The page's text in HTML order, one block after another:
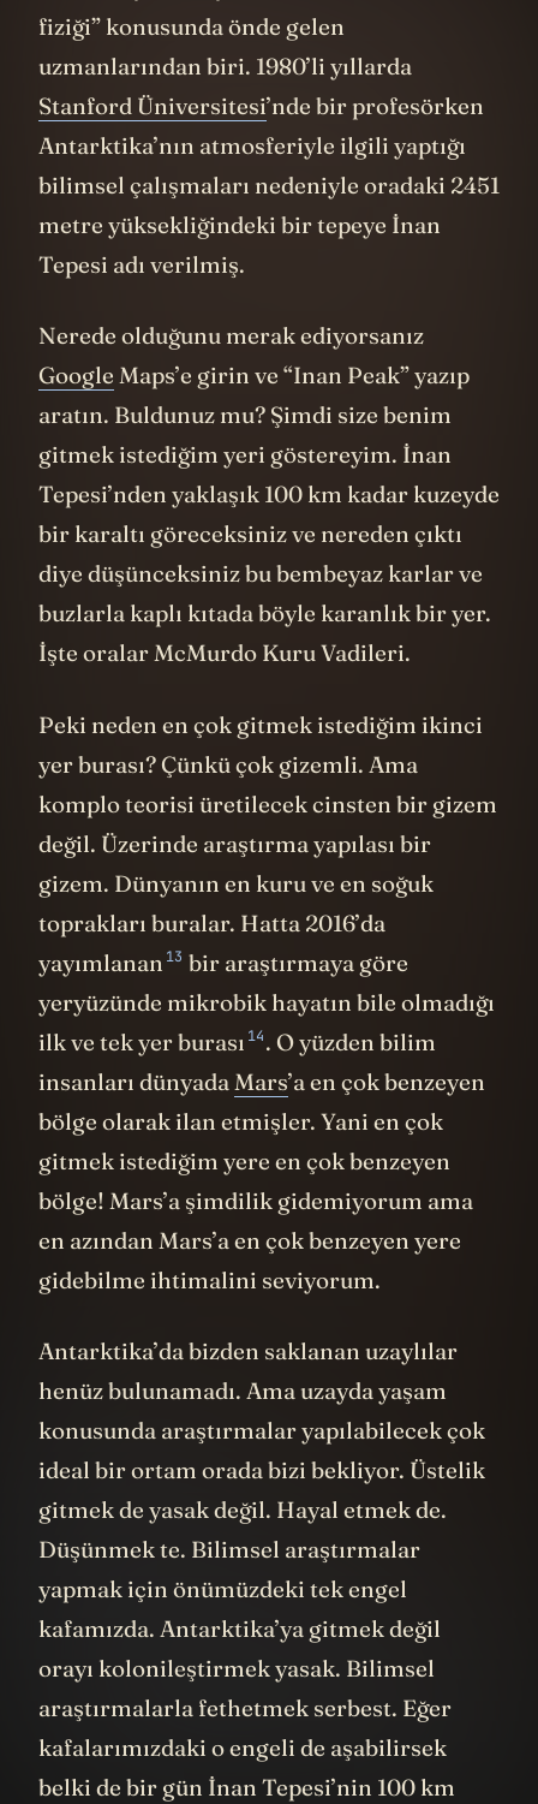
fiziği” konusunda önde gelen
uzmanlarından biri. 1980’li yıllarda
Stanford Üniversitesi’nde bir profesörken
Antarktika’nın atmosferiyle ilgili yaptığı
bilimsel çalışmaları nedeniyle oradaki 2451
metre yüksekliğindeki bir tepeye İnan
Tepesi adı verilmiş.
Nerede olduğunu merak ediyorsanız
Google Maps’e girin ve “Inan Peak” yazıp
aratın. Buldunuz mu? Şimdi size benim
gitmek istediğim yeri göstereyim. İnan
Tepesi’nden yaklaşık 100 km kadar kuzeyde
bir karaltı göreceksiniz ve nereden çıktı
diye düşünceksiniz bu bembeyaz karlar ve
buzlarla kaplı kıtada böyle karanlık bir yer.
İşte oralar McMurdo Kuru Vadileri.
Peki neden en çok gitmek istediğim ikinci
yer burası? Çünkü çok gizemli. Ama
komplo teorisi üretilecek cinsten bir gizem
değil. Üzerinde araştırma yapılası bir
gizem. Dünyanın en kuru ve en soğuk
toprakları buralar. Hatta 2016’da
yayımlanan 13 bir araştırmaya göre
yeryüzünde mikrobik hayatın bile olmadığı
ilk ve tek yerburası 14. O yüzden bilim
insanları dünyada Mars’a en çok benzeyen
bölge olarak ilan etmişler. Yani en çok
gitmek istediğim yere en çok benzeyen
bölge! Mars’a şimdilik gidemiyorum ama
en azından Mars’a en çok benzeyen yere
gidebilme ihtimalini seviyorum.
Antarktika’da bizden saklanan uzaylılar
henüz bulunamadı. Ama uzayda yaşam
konusunda araştırmalar yapılabilecek çok
ideal bir ortam orada bizi bekliyor. Üstelik
gitmek de yasak değil. Hayal etmek de.
Düşünmek te. Bilimsel araştırmalar
yapmak için önümüzdeki tek engel
kafamızda. Antarktika’ya gitmek değil
orayı kolonileştirmek yasak. Bilimsel
araştırmalarla fethetmek serbest. Eğer
kafalarımızdaki o engeli de aşabilirsek
belki de bir gün İnan Tepesi’nin 100 km